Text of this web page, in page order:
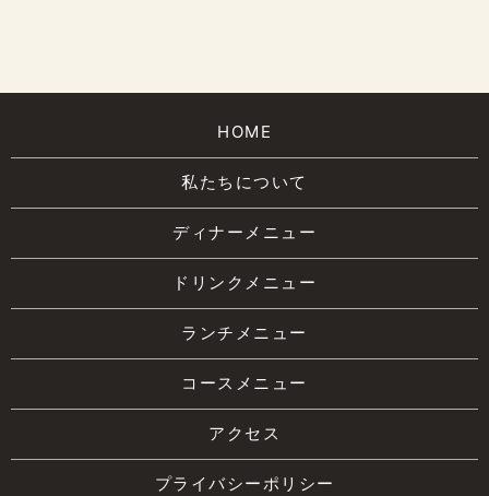
HOME
私たちについて
ディナーメニュー
ドリンクメニュー
ランチメニュー
コースメニュー
アクセス
プライバシーポリシー